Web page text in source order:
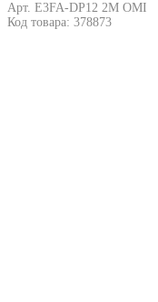
Арт. E3FA-DP12 2M OMI
Код товара: 378873